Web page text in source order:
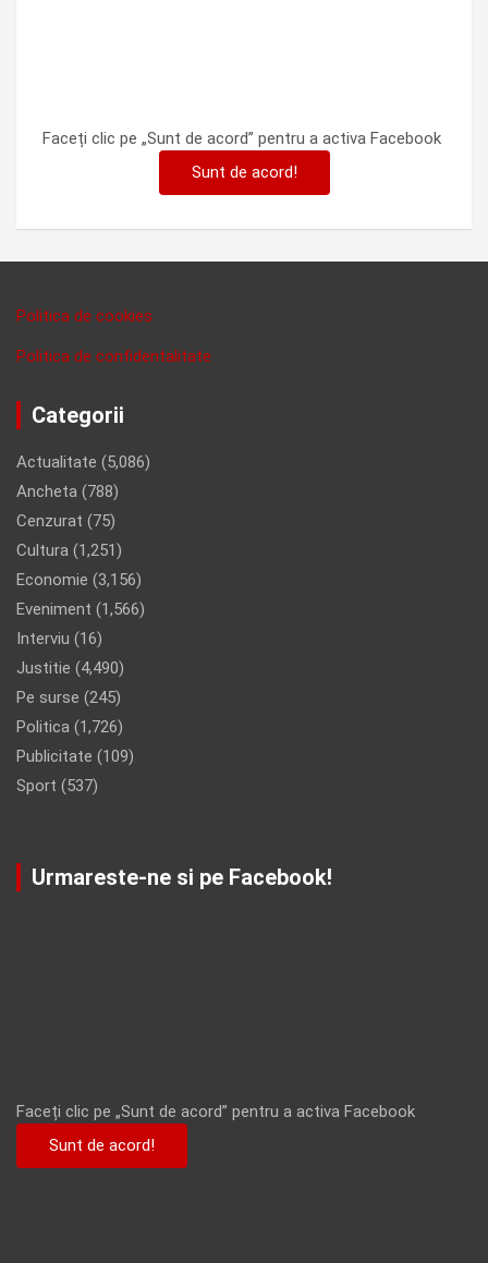
Faceți clic pe „Sunt de acord” pentru a activa Facebook
Sunt de acord!
Politica de cookies
Politica de confidentalitate
Categorii
Actualitate (5,086)
Ancheta (788)
Cenzurat (75)
Cultura (1,251)
Economie (3,156)
Eveniment (1,566)
Interviu (16)
Justitie (4,490)
Pe surse (245)
Politica (1,726)
Publicitate (109)
Sport (537)
Urmareste-ne si pe Facebook!
Faceți clic pe „Sunt de acord” pentru a activa Facebook
Sunt de acord!